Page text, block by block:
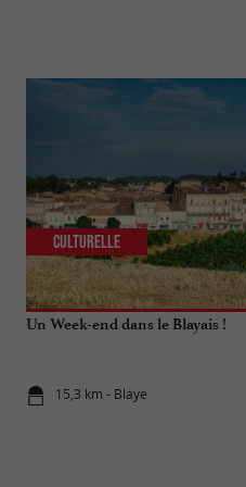
Un Week-end dans le Blayais !
15,3 km - Blaye
Culturelle